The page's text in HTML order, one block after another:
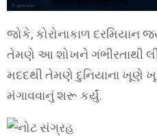
જોકે, કોરોનાકાળ દરમિયાન
તેમણે આ શોખને ગંભીરતાથી
મદદથી તેમણે દુનિયાના ખૂણે
મંગાવવાનું શરૂ કર્યું.